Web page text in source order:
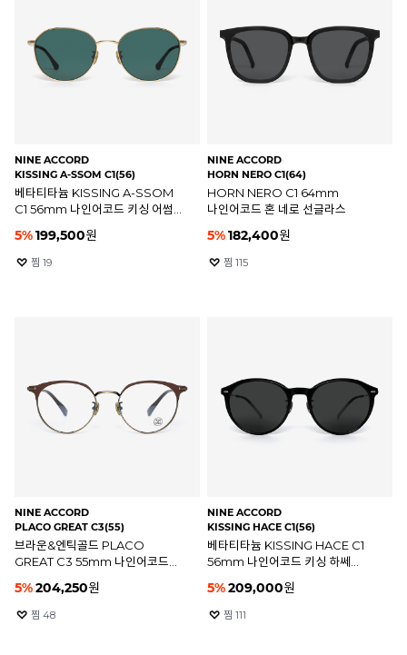
NINE ACCORD
KISSING A-SSOM C1(56)
베타티타늄 KISSING A-SSOM
C1 56mm 나인어코드 키싱 어썸
5%199,500원
찜 19
NINE ACCORD
HORN NERO C1(64)
HORN NERO C1 64mm
나인어코드 혼 네로 선글라스
5%182,400원
찜 115
NINE ACCORD
PLACO GREAT C3(55)
브라운&엔틱골드 PLACO
GREAT C3 55mm 나인어코드
5%204,250원
찜 48
NINE ACCORD
KISSING HACE C1(56)
베타티타늄 KISSING HACE C1
56mm 나인어코드 키싱 하쎄
5%209,000원
찜 111